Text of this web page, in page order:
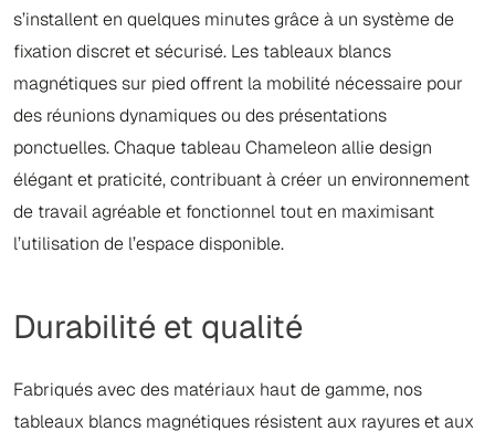
s’installent en quelques minutes grâce à un système de
fixation discret et sécurisé. Les tableaux blancs
magnétiques sur pied offrent la mobilité nécessaire pour
des réunions dynamiques ou des présentations
ponctuelles. Chaque tableau Chameleon allie design
élégant et praticité, contribuant à créer un environnement
de travail agréable et fonctionnel tout en maximisant
l’utilisation de l’espace disponible.
Durabilité et qualité
Fabriqués avec des matériaux haut de gamme, nos
tableaux blancs magnétiques résistent aux rayures et aux